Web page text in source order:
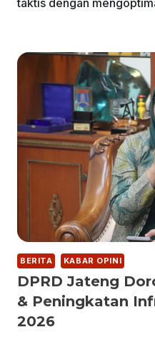
BERITA KABAR OPINI
DPRD Jateng
& Peningkatan
2026